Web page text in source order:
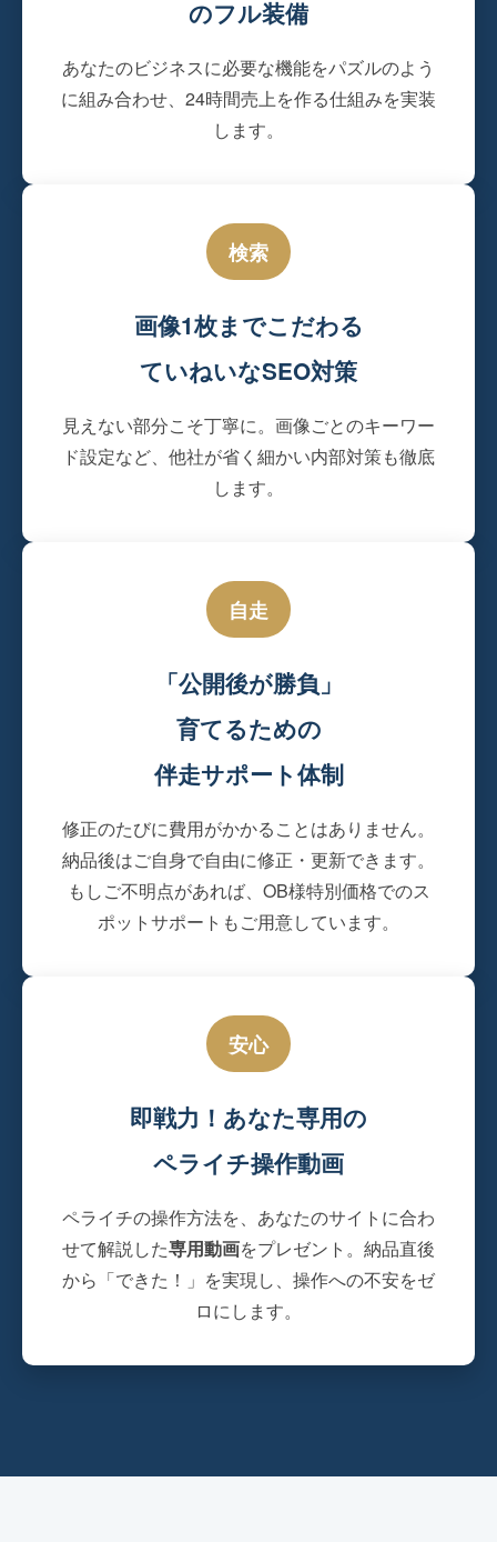
のフル装備
あなたのビジネスに必要な機能をパズルのよう
に組み合わせ、24時間売上を作る仕組みを実装
します。
検索
画像1枚までこだわる
ていねいなSEO対策
見えない部分こそ丁寧に。画像ごとのキーワー
ド設定など、他社が省く細かい内部対策も徹底
します。
自走
「公開後が勝負」
育てるための
伴走サポート体制
修正のたびに費用がかかることはありません。
納品後はご自身で自由に修正・更新できます。
もしご不明点があれば、OB様特別価格でのス
ポットサポートもご用意しています。
安心
即戦力！あなた専用の
ペライチ操作動画
ペライチの操作方法を、あなたのサイトに合わ
せて解説した専用動画をプレゼント。納品直後
から「できた！」を実現し、操作への不安をゼ
ロにします。